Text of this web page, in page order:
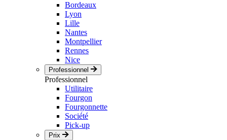
Bordeaux
Lyon
Lille
Nantes
Montpellier
Rennes
Nice
Professionnel
Professionnel
Utilitaire
Fourgon
Fourgonnette
Société
Pick-up
Prix